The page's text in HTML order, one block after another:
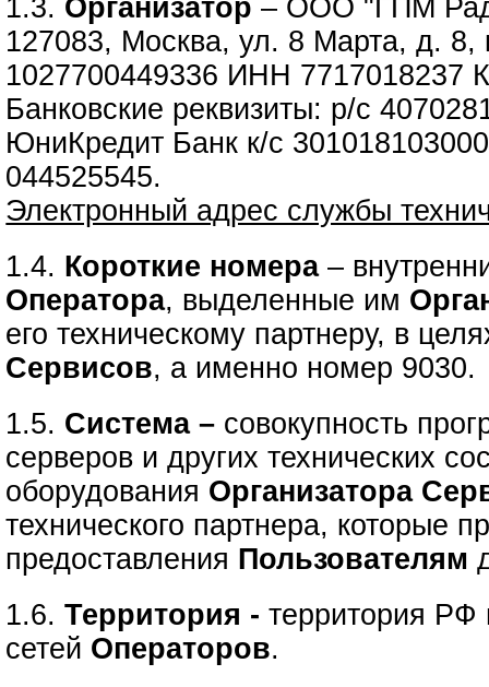
1.3. Организатор– ООО "ГПМ
127083, Москва, ул. 8 Марта, д.
1027700449336 ИНН 7717018237
Банковские реквизиты: р/с
ЮниКредит Банк к/с
044525545.
Электронный адрес службы
1.4. Короткие номера–
Оператора, выделенные им
его техническому партнеру, в
Сервисов, а именно номер 9030.
1.5. Система – совокупность
серверов и других технических
оборудования Организатора
технического партнера, которые
предоставления Пользователям
1.6.Территория -территория РФ
сетей Операторов.